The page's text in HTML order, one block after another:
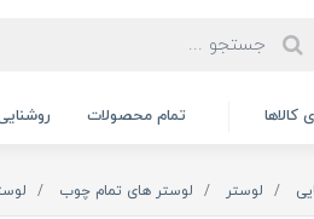
کالاها تمام محصولات
لوستر لوستر های تمام چوب